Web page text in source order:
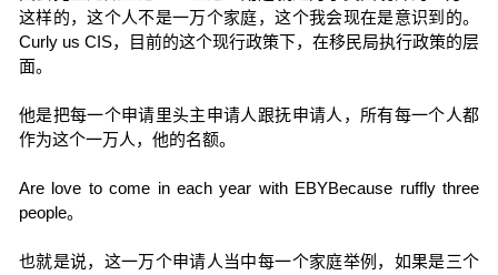
这样的，这个人不是一万个家庭，这个我会现在是意识到的。
Curly us CIS，目前的这个现行政策下，在移民局执行政策的层
面。
他是把每一个申请里头主申请人跟抚申请人，所有每一个人都
作为这个一万人，他的名额。
Are love to come in each year with EBYBecause ruffly three
people。
也就是说，这一万个申请人当中每一个家庭举例，如果是三个